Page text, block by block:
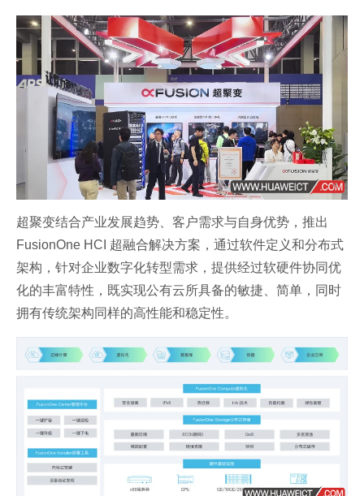
超聚变结合产业发展趋势、客户需求与自身优势，推出
FusionOne HCI 超融合解决方案，通过软件定义和分布式
架构，针对企业数字化转型需求，提供经过软硬件协同优
化的丰富特性，既实现公有云所具备的敏捷、简单，同时
拥有传统架构同样的高性能和稳定性。